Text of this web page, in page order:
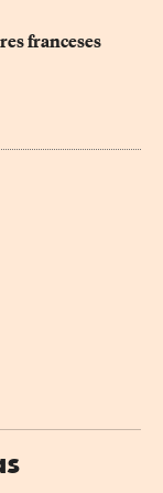
franceses